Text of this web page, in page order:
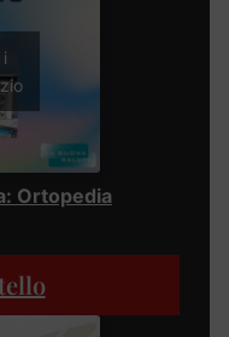
Ortopedia